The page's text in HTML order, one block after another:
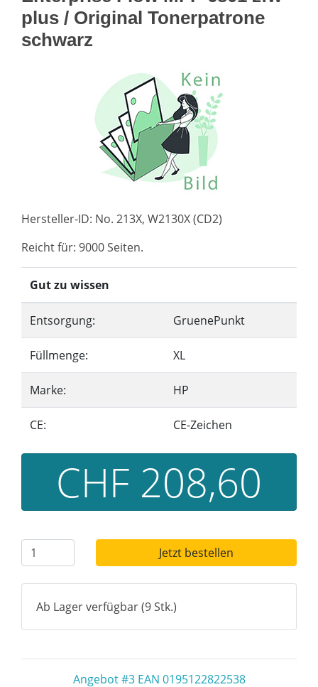
plus / Original Tonerpatrone
schwarz
Hersteller-ID: No. 213X, W2130X (CD2)
Reicht für: 9000 Seiten.
Gut zu wissen
Entsorgung: GruenePunkt
Füllmenge: XL
Marke: HP
CE: CE-Zeichen
CHF 208,60
Jetzt bestellen
Ab Lager verfügbar (9 Stk.)
Angebot #3 EAN 0195122822538